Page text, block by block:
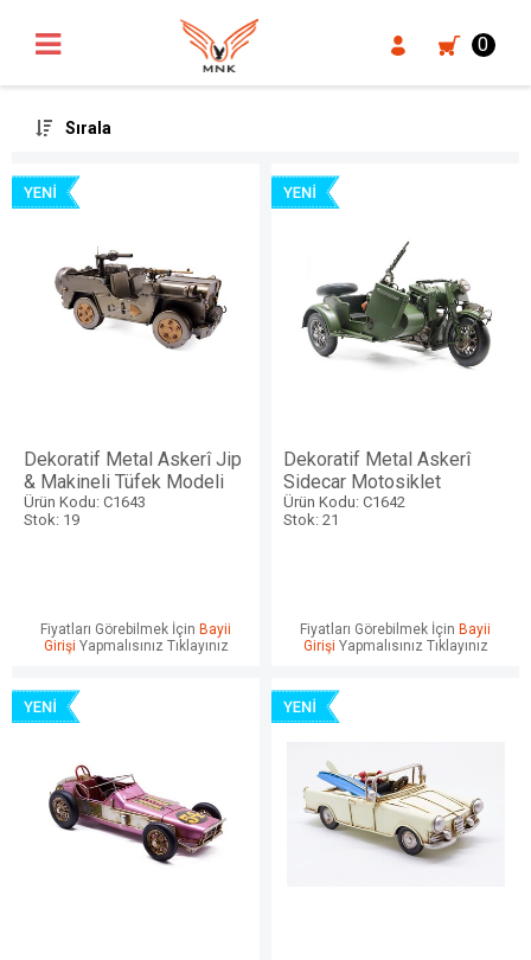
0
Sırala
Dekoratif Metal Askerî Jip
& Makineli Tüfek Modeli
Ürün Kodu: C1643
Stok: 19
Fiyatları Görebilmek İçin Bayii
Girişi Yapmalısınız Tıklayınız
Dekoratif Metal Askerî
Sidecar Motosiklet
Ürün Kodu: C1642
Stok: 21
Fiyatları Görebilmek İçin Bayii
Girişi Yapmalısınız Tıklayınız